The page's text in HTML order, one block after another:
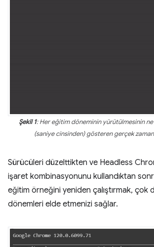
Şekil 1: Her eğitim döneminin yürütülmesinin
(saniye cinsinden) gösteren gerçek
Sürücüleri düzelttikten ve Headless
işaret kombinasyonunu kullandıktan
eğitim örneğini yeniden çalıştırmak, çok
dönemleri elde etmenizi sağlar.